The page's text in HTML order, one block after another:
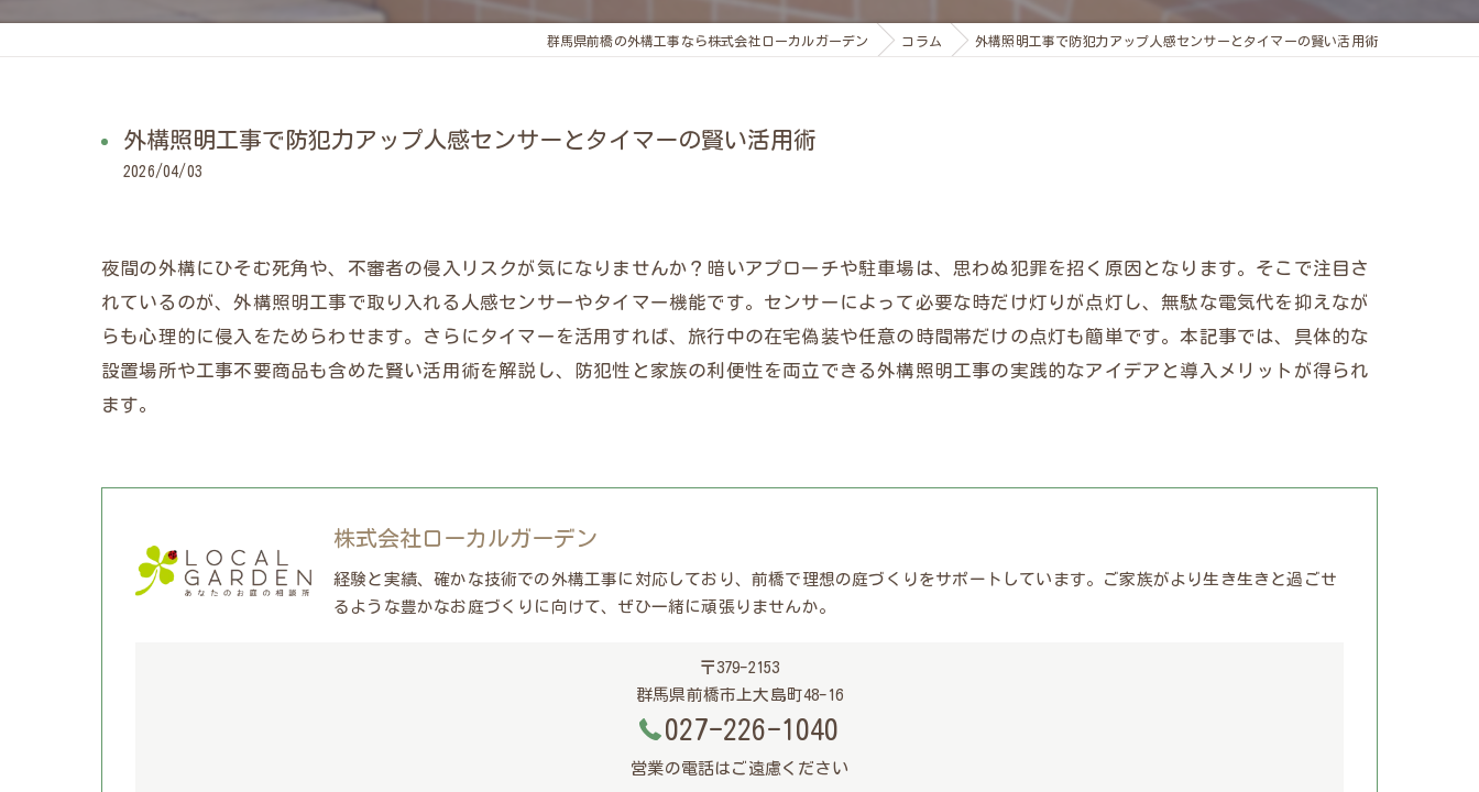
群馬県前橋の外構工事なら株式会社ローカルガーデン コラム 外構照明工事で防犯力アップ人感センサーとタイマーの賢い活用術
外構照明工事で防犯力アップ人感センサーとタイマーの賢い活用術
2026/04/03
夜間の外構にひそむ死角や、不審者の侵入リスクが気になりませんか？暗いアプローチや駐車場は、思わぬ犯罪を招く原因となります。そこで注目さ
れているのが、外構照明工事で取り入れる人感センサーやタイマー機能です。センサーによって必要な時だけ灯りが点灯し、無駄な電気代を抑えなが
らも心理的に侵入をためらわせます。さらにタイマーを活用すれば、旅行中の在宅偽装や任意の時間帯だけの点灯も簡単です。本記事では、具体的な
設置場所や工事不要商品も含めた賢い活用術を解説し、防犯性と家族の利便性を両立できる外構照明工事の実践的なアイデアと導入メリットが得られ
ます。
株式会社ローカルガーデン
経験と実績、確かな技術での外構工事に対応しており、前橋で理想の庭づくりをサポートしています。ご家族がより生き生きと過ごせ
るような豊かなお庭づくりに向けて、ぜひ一緒に頑張りませんか。
〒379-2153
群馬県前橋市上大島町48-16
027-226-1040
営業の電話はご遠慮ください